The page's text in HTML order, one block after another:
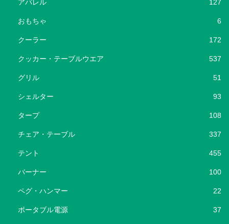
アパレル 127
おもちゃ 6
クーラー 172
クッカー・テーブルウエア 537
グリル 51
シェルター 93
タープ 108
チェア・テーブル 337
テント 455
バーナー 100
ペグ・ハンマー 22
ポータブル電源 37